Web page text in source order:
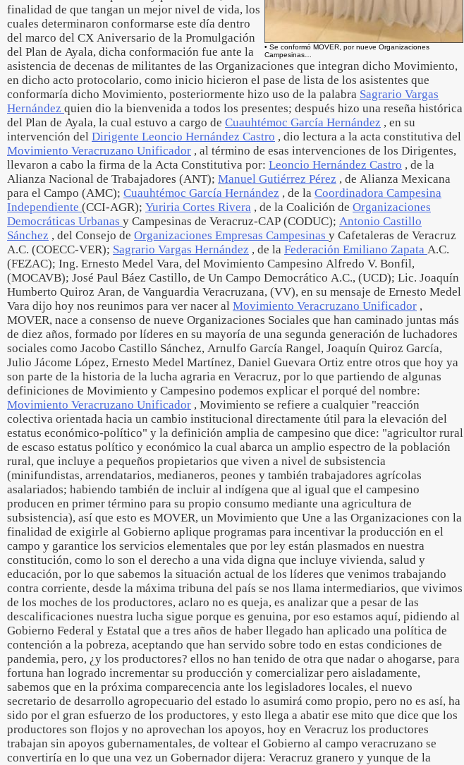
• Se conformó MOVER, por nueve Organizaciones
Campesinas…
finalidad de que tangan un mejor nivel de vida, los
cuales determinaron conformarse este día dentro
del marco del CX Aniversario de la Promulgación
del Plan de Ayala, dicha conformación fue ante la
asistencia de decenas de militantes de las Organizaciones que integran dicho Movimiento,
en dicho acto protocolario, como inicio hicieron el pase de lista de los asistentes que
conformaría dicho Movimiento, posteriormente hizo uso de la palabra Sagrario Vargas
Hernández quien dio la bienvenida a todos los presentes; después hizo una reseña histórica
del Plan de Ayala, la cual estuvo a cargo de Cuauhtémoc García Hernández , en su
intervención del Dirigente Leoncio Hernández Castro , dio lectura a la acta constitutiva del
Movimiento Veracruzano Unificador , al término de esas intervenciones de los Dirigentes,
llevaron a cabo la firma de la Acta Constitutiva por: Leoncio Hernández Castro , de la
Alianza Nacional de Trabajadores (ANT); Manuel Gutiérrez Pérez , de Alianza Mexicana
para el Campo (AMC); Cuauhtémoc García Hernández , de la Coordinadora Campesina
Independiente (CCI-AGR); Yuriria Cortes Rivera , de la Coalición de Organizaciones
Democráticas Urbanas y Campesinas de Veracruz-CAP (CODUC); Antonio Castillo
Sánchez , del Consejo de Organizaciones Empresas Campesinas y Cafetaleras de Veracruz
A.C. (COECC-VER); Sagrario Vargas Hernández , de la Federación Emiliano Zapata A.C.
(FEZAC); Ing. Ernesto Medel Vara, del Movimiento Campesino Alfredo V. Bonfil,
(MOCAVB); José Paul Báez Castillo, de Un Campo Democrático A.C., (UCD); Lic. Joaquín
Humberto Quiroz Aran, de Vanguardia Veracruzana, (VV), en su mensaje de Ernesto Medel
Vara dijo hoy nos reunimos para ver nacer al Movimiento Veracruzano Unificador ,
MOVER, nace a consenso de nueve Organizaciones Sociales que han caminado juntas más
de diez años, formado por líderes en su mayoría de una segunda generación de luchadores
sociales como Jacobo Castillo Sánchez, Arnulfo García Rangel, Joaquín Quiroz García,
Julio Jácome López, Ernesto Medel Martínez, Daniel Guevara Ortiz entre otros que hoy ya
son parte de la historia de la lucha agraria en Veracruz, por lo que partiendo de algunas
definiciones de Movimiento y Campesino podemos explicar el porqué del nombre:
Movimiento Veracruzano Unificador , Movimiento se refiere a cualquier "reacción
colectiva orientada hacia un cambio institucional directamente útil para la elevación del
estatus económico-político" y la definición amplia de campesino que dice: "agricultor rural
de escaso estatus político y económico la cual abarca un amplio espectro de la población
rural, que incluye a pequeños propietarios que viven a nivel de subsistencia
(minifundistas, arrendatarios, medianeros, peones y también trabajadores agrícolas
asalariados; habiendo también de incluir al indígena que al igual que el campesino
producen en primer término para su propio consumo mediante una agricultura de
subsistencia), así que esto es MOVER, un Movimiento que Une a las Organizaciones con la
finalidad de exigirle al Gobierno aplique programas para incentivar la producción en el
campo y garantice los servicios elementales que por ley están plasmados en nuestra
constitución, como lo son el derecho a una vida digna que incluye vivienda, salud y
educación, por lo que sabemos la situación actual de los líderes que venimos trabajando
contra corriente, desde la máxima tribuna del país se nos llama intermediarios, que vivimos
de los moches de los productores, aclaro no es queja, es analizar que a pesar de las
descalificaciones nuestra lucha sigue porque es genuina, por eso estamos aquí, pidiendo al
Gobierno Federal y Estatal que a tres años de haber llegado han aplicado una política de
contención a la pobreza, aceptando que han servido sobre todo en estas condiciones de
pandemia, pero, ¿y los productores? ellos no han tenido de otra que nadar o ahogarse, para
fortuna han logrado incrementar su producción y comercializar pero aisladamente,
sabemos que en la próxima comparecencia ante los legisladores locales, el nuevo
secretario de desarrollo agropecuario del estado lo asumirá como propio, pero no es así, ha
sido por el gran esfuerzo de los productores, y esto llega a abatir ese mito que dice que los
productores son flojos y no aprovechan los apoyos, hoy en Veracruz los productores
trabajan sin apoyos gubernamentales, de voltear el Gobierno al campo veracruzano se
convertiría en lo que una vez un Gobernador dijera: Veracruz granero y yunque de la